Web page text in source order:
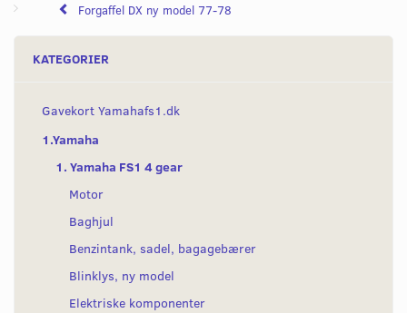
Forgaffel DX ny model 77-78
KATEGORIER
Gavekort Yamahafs1.dk
1.Yamaha
1. Yamaha FS1 4 gear
Motor
Baghjul
Benzintank, sadel, bagagebærer
Blinklys, ny model
Elektriske komponenter